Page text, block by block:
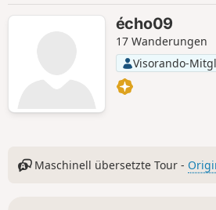
einsetzen” muss, ziemlich
écho09
17 Wanderungen
Visorando-
Maschinell übersetzte Tour -